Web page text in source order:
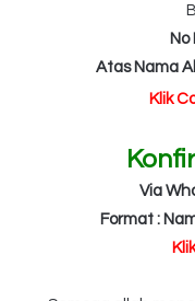
No
Atas Nama
Klik
Via
Format :